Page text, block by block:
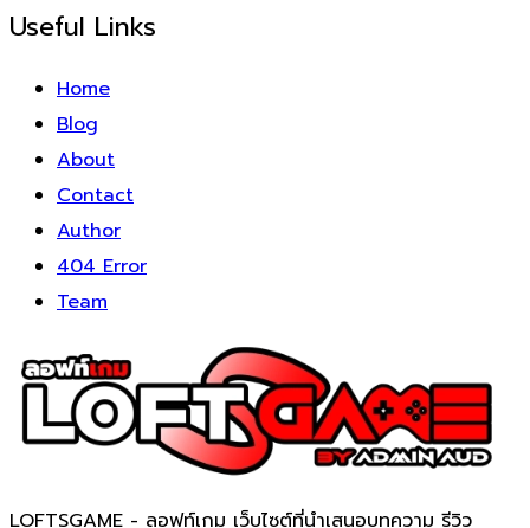
Useful Links
Home
Blog
About
Contact
Author
404 Error
Team
LOFTSGAME - ลอฟท์เกม เว็บไซต์ที่นำเสนอบทความ รีวิว